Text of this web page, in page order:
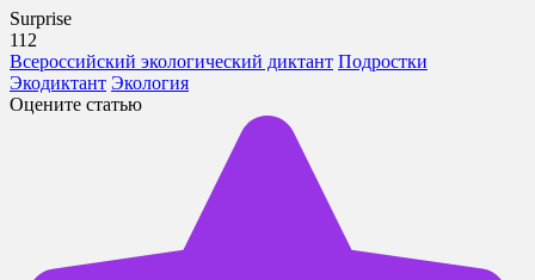
Surprise
112
Всероссийский экологический диктант Подростки
Экодиктант Экология
Оцените статью